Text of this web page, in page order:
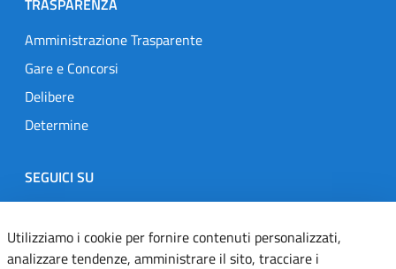
Amministrazione Trasparente
Gare e Concorsi
Delibere
Determine
SEGUICI SU
Designers Italia
TwitterInstagramYoutubeLinkedin
Utilizziamo i cookie per fornire contenuti personalizzati,
analizzare tendenze, amministrare il sito, tracciare i